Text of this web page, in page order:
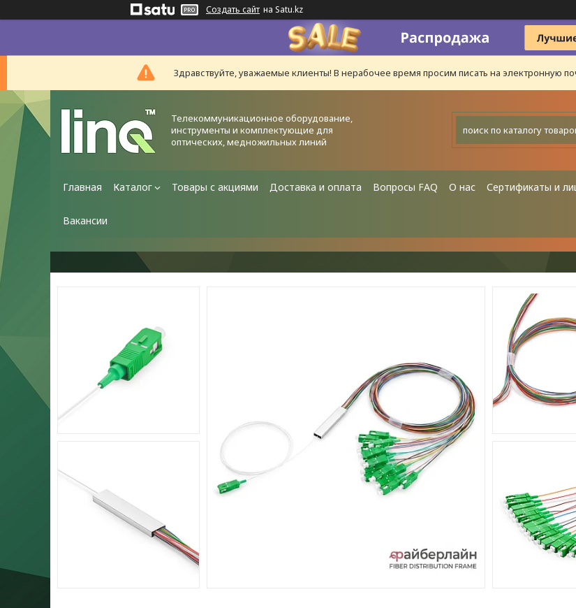
Создать сайт на Satu.kz
Здравствуйте, уважаемые клиенты! В нерабочее время просим писать на электронную
Телекоммуникационное оборудование,
инструменты и комплектующие для
оптических, медножильных линий
Главная Каталог Товары с акциями Доставка и оплата Вопросы FAQ О нас Сертификаты и
Вакансии